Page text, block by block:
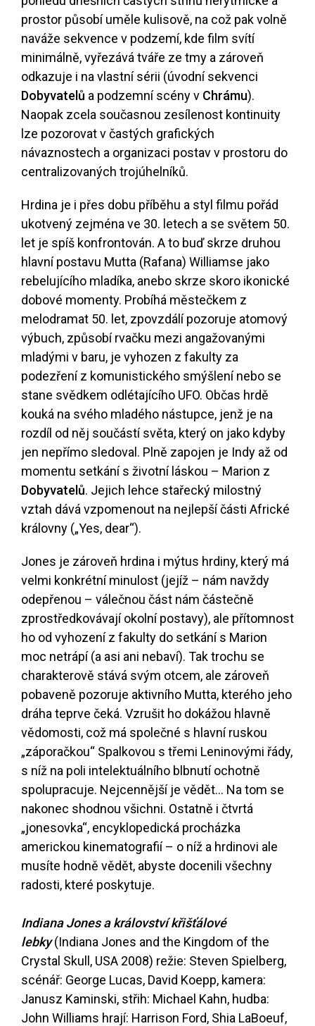
prostor působí uměle kulisově, na což pak volně
naváže sekvence v podzemí, kde film svítí
minimálně, vyřezává tváře ze tmy a zároveň
odkazuje i na vlastní sérii (úvodní sekvenci
Dobyvatelů a podzemní scény v Chrámu).
Naopak zcela současnou zesílenost kontinuity
lze pozorovat v častých grafických
návaznostech a organizaci postav v prostoru do
centralizovaných trojúhelníků.
Hrdina je i přes dobu příběhu a styl filmu pořád
ukotvený zejména ve 30. letech a se světem 50.
let je spíš konfrontován. A to buď skrze druhou
hlavní postavu Mutta (Rafana) Williamse jako
rebelujícího mladíka, anebo skrze skoro ikonické
dobové momenty. Probíhá městečkem z
melodramat 50. let, zpovzdálí pozoruje atomový
výbuch, způsobí rvačku mezi angažovanými
mladými v baru, je vyhozen z fakulty za
podezření z komunistického smýšlení nebo se
stane svědkem odlétajícího UFO. Občas hrdě
kouká na svého mladého nástupce, jenž je na
rozdíl od něj součástí světa, který on jako kdyby
jen nepřímo sledoval. Plně zapojen je Indy až od
momentu setkání s životní láskou – Marion z
Dobyvatelů. Jejich lehce stařecký milostný
vztah dává vzpomenout na nejlepší části Africké
královny („Yes, dear“).
Jones je zároveň hrdina i mýtus hrdiny, který má
velmi konkrétní minulost (jejíž – nám navždy
odepřenou – válečnou část nám částečně
zprostředkovávají okolní postavy), ale přítomnost
ho od vyhození z fakulty do setkání s Marion
moc netrápí (a asi ani nebaví). Tak trochu se
charakterově stává svým otcem, ale zároveň
pobaveně pozoruje aktivního Mutta, kterého jeho
dráha teprve čeká. Vzrušit ho dokážou hlavně
vědomosti, což má společné s hlavní ruskou
„záporačkou“ Spalkovou s třemi Leninovými řády,
s níž na poli intelektuálního blbnutí ochotně
spolupracuje. Nejcennější je vědět... Na tom se
nakonec shodnou všichni. Ostatně i čtvrtá
„jonesovka“, encyklopedická procházka
americkou kinematografií – o níž a hrdinovi ale
musíte hodně vědět, abyste docenili všechny
radosti, které poskytuje.
Indiana Jones a království křišťálové
lebky(Indiana Jones and the Kingdom of the
Crystal Skull, USA 2008) režie: Steven Spielberg,
scénář: George Lucas, David Koepp, kamera:
Janusz Kaminski, střih: Michael Kahn, hudba:
John Williams hrají: Harrison Ford, Shia LaBoeuf,